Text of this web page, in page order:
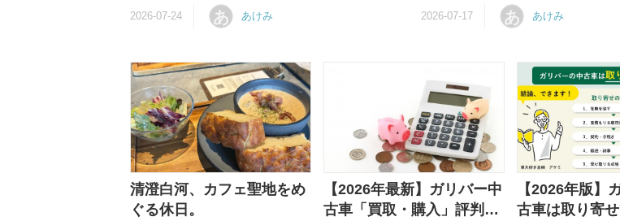
わが家でも車を買い替えるときは、「できるだけ高く売り
たい」と思う一方で、何社も回るのは正直ちょっと面倒だ
くまとめました。 先に結論をお伝えすると、ガリバーには
「他社より高く売れた」「手続きがスムーズだった」とい
う良い口コミが...
あ あけみ
を見て回るのが大好きな主婦、アケミで
の車を買い替えるときには、車両価格だ
慎重になるのは当然です。 そこで今回は
正」「ガリバー 不祥事」と検索している
バーを...
あ あけみ
清澄白河、カフェ聖地をめ
ぐる休日。
【2026年最新】ガリバー中
古車「買取・購入」評判
【2026年版】
古車は取り寄